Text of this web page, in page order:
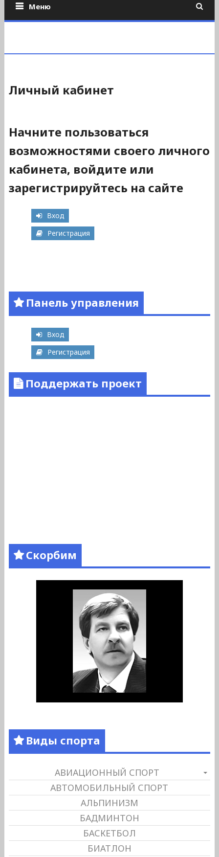
Меню
Личный кабинет
Начните пользоваться
возможностями своего личного
кабинета, войдите или
зарегистрируйтесь на сайте
Вход
Регистрация
Панель управления
Вход
Регистрация
Поддержать проект
Скорбим
Виды спорта
АВИАЦИОННЫЙ СПОРТ
АВТОМОБИЛЬНЫЙ СПОРТ
АЛЬПИНИЗМ
БАДМИНТОН
БАСКЕТБОЛ
БИАТЛОН